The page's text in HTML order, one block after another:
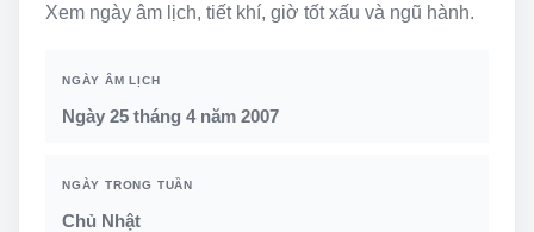
Xem ngày âm lịch, tiết khí, giờ tốt xấu và ngũ hành.
NGÀY ÂM LỊCH
Ngày 25 tháng 4 năm 2007
NGÀY TRONG TUẦN
Chủ Nhật